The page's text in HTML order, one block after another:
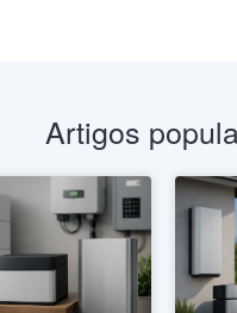
Artigos